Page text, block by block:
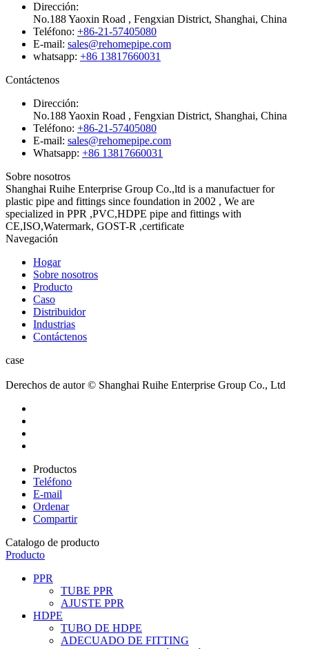
Dirección:
No.188 Yaoxin Road , Fengxian District, Shanghai, China
Teléfono: +86-21-57405080
E-mail: sales@rehomepipe.com
whatsapp: +86 13817660031
Contáctenos
Dirección:
No.188 Yaoxin Road , Fengxian District, Shanghai, China
Teléfono: +86-21-57405080
E-mail: sales@rehomepipe.com
Whatsapp: +86 13817660031
Sobre nosotros
Shanghai Ruihe Enterprise Group Co.,ltd is a manufactuer for
plastic pipe and fittings since foundation in 2002 , We are
specialized in PPR ,PVC,HDPE pipe and fittings with
CE,ISO,Watermark, GOST-R ,certificate
Navegación
Hogar
Sobre nosotros
Producto
Caso
Distribuidor
Industrias
Contáctenos
case
Derechos de autor © Shanghai Ruihe Enterprise Group Co., Ltd
Productos
Teléfono
E-mail
Ordenar
Compartir
Catalogo de producto
Producto
PPR
TUBE PPR
AJUSTE PPR
HDPE
TUBO DE HDPE
ADECUADO DE FITTING